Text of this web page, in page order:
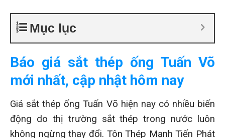
Mục lục
Báo giá sắt thép ống Tuấn Võ
mới nhất, cập nhật hôm nay
Giá sắt thép ống Tuấn Võ hiện nay có nhiều biến
động do thị trường sắt thép trong nước luôn
không ngừng thay đổi. Tôn Thép Mạnh Tiến Phát